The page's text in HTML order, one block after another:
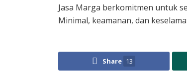
Jasa Marga berkomitmen untuk
Minimal, keamanan, dan
Share 13